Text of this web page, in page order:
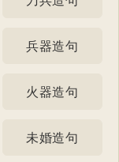
兵器造句
火器造句
未婚造句